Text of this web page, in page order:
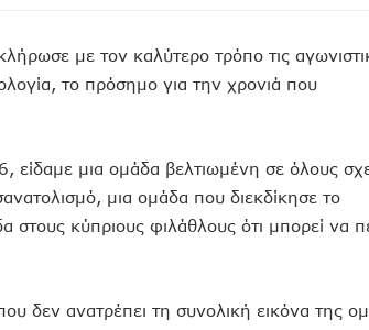
με τον καλύτερο τρόπο τις
το πρόσημο για την χρονιά που
είδαμε μια ομάδα βελτιωμένη σε όλους
μια ομάδα που διεκδίκησε το
κύπριους φιλάθλους ότι μπορεί να
δεν ανατρέπει τη συνολική εικόνα της